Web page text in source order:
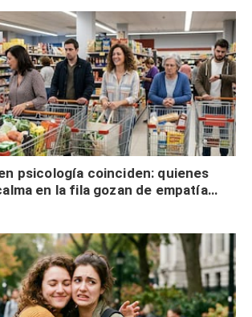
psicología coinciden: quienes
en la fila gozan de empatía
y no solo tienen autocontrol